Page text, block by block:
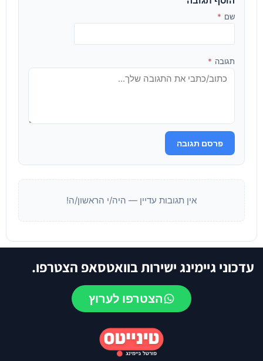
שם *
תגובה *
פרסם תגובה
אין תגובות עדיין — היה/י הראשון/ה!
עדכוני גיימינג ישירות בוואטסאפ הצטרפו.
הצטרפו לערוץ